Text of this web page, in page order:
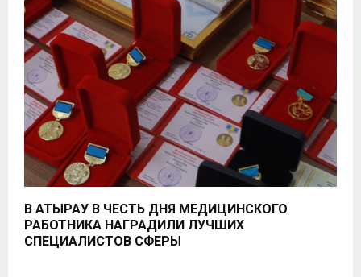
В АТЫРАУ В ЧЕСТЬ ДНЯ МЕДИЦИНСКОГО
РАБОТНИКА НАГРАДИЛИ ЛУЧШИХ
СПЕЦИАЛИСТОВ СФЕРЫ